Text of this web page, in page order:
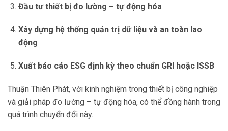
Đầu tư thiết bị đo lường – tự động hóa
Xây dựng hệ thống quản trị dữ liệu và an toàn lao
động
Xuất báo cáo ESG định kỳ theo chuẩn GRI hoặc ISSB
Thuận Thiên Phát, với kinh nghiệm trong thiết bị công nghiệp
và giải pháp đo lường – tự động hóa, có thể đồng hành trong
quá trình chuyển đổi này.